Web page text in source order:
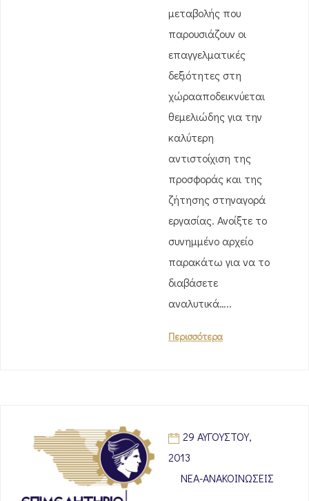
μεταβολής που
παρουσιάζουν οι
επαγγελματικές
δεξιότητες στη
χώρααποδεικνύεται
θεμελιώδης για την
καλύτερη
αντιστοίχιση της
προσφοράς και της
ζήτησης στηναγορά
εργασίας. Ανοίξτε το
συνημμένο αρχείο
παρακάτω για να το
διαβάσετε
αναλυτικά…..
Περισσότερα
29 ΑΥΓΟΎΣΤΟΥ,
2013
ΝΈΑ-ΑΝΑΚΟΙΝΏΣΕΙΣ